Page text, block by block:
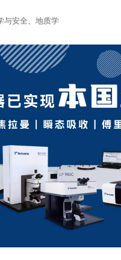
您的邮箱完成验证才可登录
天美（欧洲）
与安全、地质学